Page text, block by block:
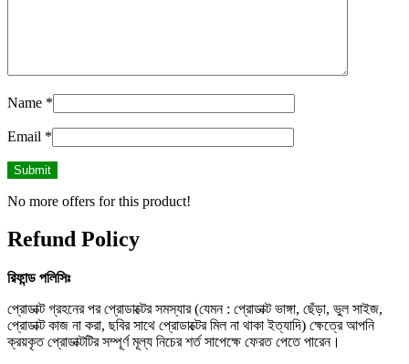
Name *
Email *
No more offers for this product!
Refund Policy
রিফান্ড পলিসিঃ
প্রোডাক্ট গ্রহনের পর প্রোডাক্টের সমস্যার (যেমন : প্রোডাক্ট ভাঙ্গা, ছেঁড়া, ভুল সাইজ,
প্রোডাক্ট কাজ না করা, ছবির সাথে প্রোডাক্টের মিল না থাকা ইত্যাদি) ক্ষেত্রে আপনি
ক্রয়কৃত প্রোডাক্টটির সম্পূর্ণ মূল্য নিচের শর্ত সাপেক্ষে ফেরত পেতে পারেন।